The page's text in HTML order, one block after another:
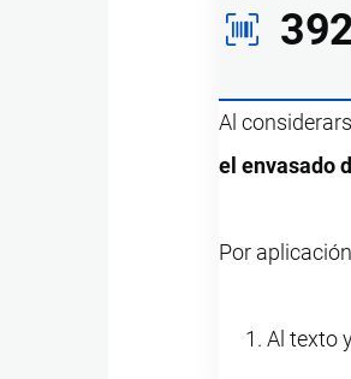
Al
el envasado
Por
Al texto